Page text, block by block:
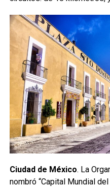
Ciudad de México. La
nombró “Capital Mundial